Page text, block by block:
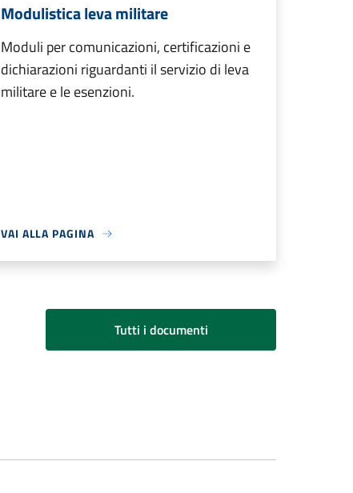
Modulistica leva militare
Moduli per comunicazioni, certificazioni e
dichiarazioni riguardanti il servizio di leva
militare e le esenzioni.
VAI ALLA PAGINA
Tutti i documenti